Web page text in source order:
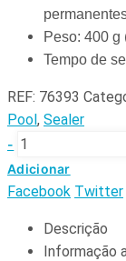
Peso: 400 g
Tempo de
REF: 76393
Pool, Sealer
-
Adicionar
Facebook Twitter
Descrição
Informação